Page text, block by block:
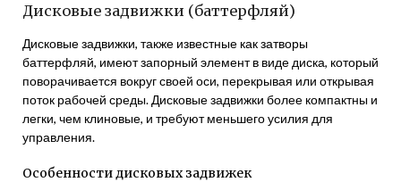
Дисковые задвижки (баттерфляй)
Дисковые задвижки, также известные как затворы
баттерфляй, имеют запорный элемент в виде диска, который
поворачивается вокруг своей оси, перекрывая или открывая
поток рабочей среды. Дисковые задвижки более компактны и
легки, чем клиновые, и требуют меньшего усилия для
управления.
Особенности дисковых задвижек